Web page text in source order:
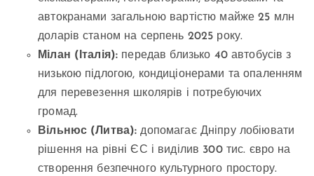
автокранами загальною вартістю майже 25 млн
доларів станом на серпень 2025 року.
Мілан (Італія): передав близько 40 автобусів з
низькою підлогою, кондиціонерами та опаленням
для перевезення школярів і потребуючих
громад.
Вільнюс (Литва): допомагає Дніпру лобіювати
рішення на рівні ЄС і виділив 300 тис. євро на
створення безпечного культурного простору.